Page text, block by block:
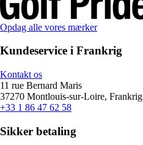
Opdag alle vores mærker
Kundeservice i Frankrig
Kontakt os
11 rue Bernard Maris
37270 Montlouis-sur-Loire, Frankrig
+33 1 86 47 62 58
Sikker betaling